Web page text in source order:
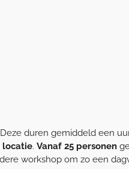
duren gemiddeld een
locatie. Vanaf 25 personen
workshop om zo een